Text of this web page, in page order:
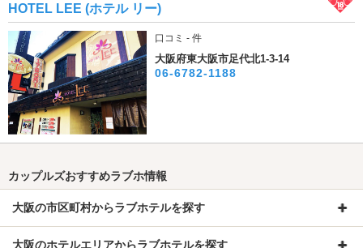
HOTEL LEE (ホテル リー)
口コミ - 件
大阪府東大阪市足代北1-3-14
06-6782-1188
カップルズおすすめラブホ情報
大阪の市区町村からラブホテルを探す
大阪のホテルエリアからラブホテルを探す